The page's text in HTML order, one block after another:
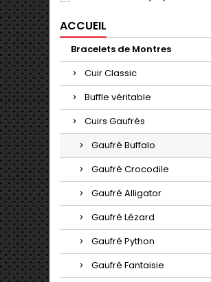
Vert Sapin
ACCUEIL
Bracelets de Montres
Cuir Classic
Buffle véritable
Cuirs Gaufrés
Gaufré Buffalo
Gaufré Crocodile
Gaufré Alligator
Gaufré Lézard
Gaufré Python
Gaufré Fantaisie